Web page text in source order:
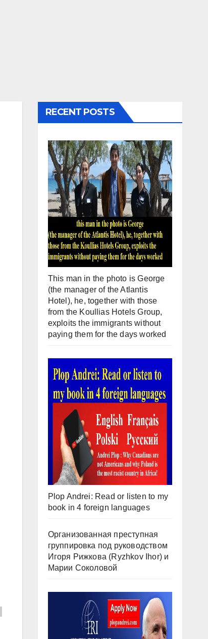
RECENT POSTS
This man in the photo is George
(the manager of the Atlantis
Hotel), he, together with those
from the Koullias Hotels Group,
exploits the immigrants without
paying them for the days worked
Plop Andrei: Read or listen to my
book in 4 foreign languages
Организованная преступная
группировка под руководством
Игоря Рижкова (Ryzhkov Ihor) и
Марии Соколовой